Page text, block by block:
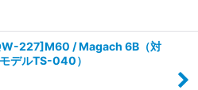
227]M60 / Magach 6B（対
デルTS-040）